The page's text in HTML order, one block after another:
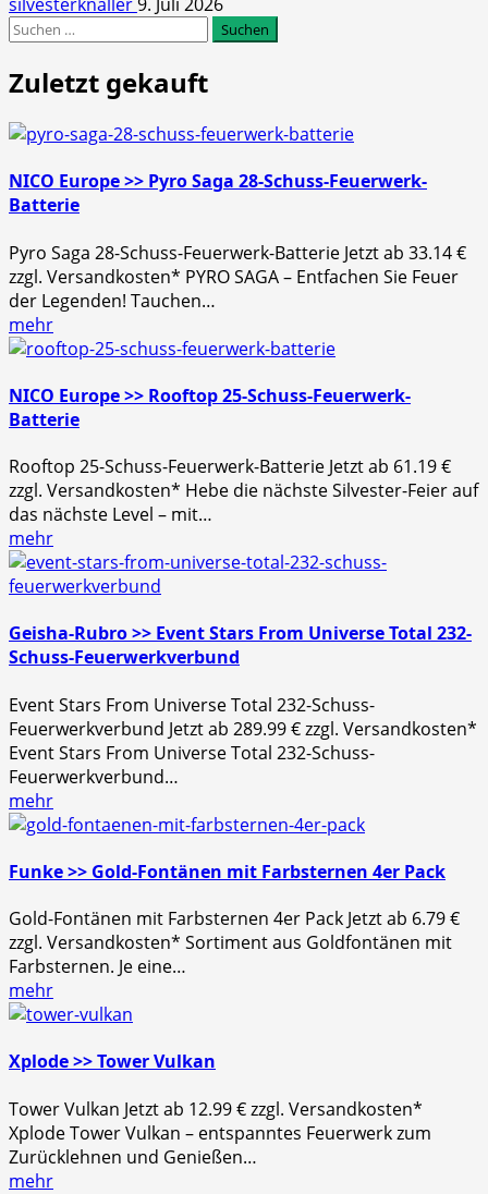
Suchen
Zuletzt gekauft
NICO Europe >> Pyro Saga 28-Schuss-Feuerwerk-
Batterie
Pyro Saga 28-Schuss-Feuerwerk-Batterie Jetzt ab 33.14 €
zzgl. Versandkosten* PYRO SAGA – Entfachen Sie Feuer
der Legenden! Tauchen…
mehr
NICO Europe >> Rooftop 25-Schuss-Feuerwerk-
Batterie
Rooftop 25-Schuss-Feuerwerk-Batterie Jetzt ab 61.19 €
zzgl. Versandkosten* Hebe die nächste Silvester-Feier auf
das nächste Level – mit…
mehr
Geisha-Rubro >> Event Stars From Universe Total 232-
Schuss-Feuerwerkverbund
Event Stars From Universe Total 232-Schuss-
Feuerwerkverbund Jetzt ab 289.99 € zzgl. Versandkosten*
Event Stars From Universe Total 232-Schuss-
Feuerwerkverbund…
mehr
Funke >> Gold-Fontänen mit Farbsternen 4er Pack
Gold-Fontänen mit Farbsternen 4er Pack Jetzt ab 6.79 €
zzgl. Versandkosten* Sortiment aus Goldfontänen mit
Farbsternen. Je eine…
mehr
Xplode >> Tower Vulkan
Tower Vulkan Jetzt ab 12.99 € zzgl. Versandkosten*
Xplode Tower Vulkan – entspanntes Feuerwerk zum
Zurücklehnen und Genießen…
mehr